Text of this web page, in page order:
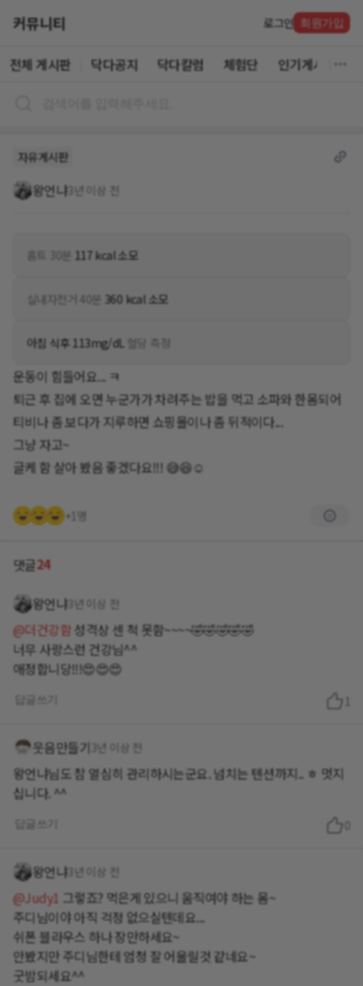
커뮤니티 로그인 회원가입
전체 게시판 닥다공지 닥다칼럼 체험단 인기게시글
자유게시판
왕언냐3년 이상 전
홈트 30분 117 kcal 소모
실내자전거 40분 360 kcal 소모
아침 식후 113mg/dL 혈당 측정
운동이 힘들어요... ㅋ
퇴근 후 집에 오면 누군가가 차려주는 밥을 먹고 소파와 한몸되어
티비나 좀 보다가 지루하면 쇼핑몰이나 좀 뒤적이다...
그냥 자고~
글케 함 살아 봤음 좋겠다요!!! 😅😆☺️
+1명
댓글24
왕언냐3년 이상 전
@더건강함성격상 센 척 못함~~~~🤣🤣🤣🤣🤣
너무 사랑스런 건강님^^
애정합니당!!!😍😍😍
1
웃음만들기 3년 이상 전
왕언냐님도 참 열심히 관리하시는군요. 넘치는 텐션까지.. ㅎ 멋지
십니다. ^^
왕언냐3년 이상 전
@Judy1 그렇죠? 먹은게 있으니 움직여야 하는 몸~
주디님이야 아직 걱정 없으실텐데요...
쉬폰 블라우스 하나 장만하세요~
안봤지만 주디님한테 엄청 잘 어울릴것 같네요~
굿밤되세요^^